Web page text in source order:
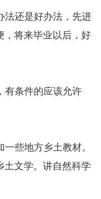
法还是好办法，先进
，将来毕业以后，好
有条件的应该允许
些地方乡土教材。
土文学。讲自然科学